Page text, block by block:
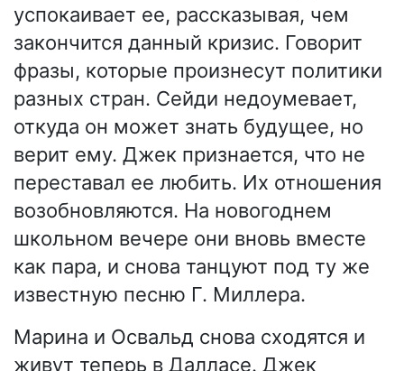
успокаивает ее, рассказывая, чем
закончится данный кризис. Говорит
фразы, которые произнесут политики
разных стран. Сейди недоумевает,
откуда он может знать будущее, но
верит ему. Джек признается, что не
переставал ее любить. Их отношения
возобновляются. На новогоднем
школьном вечере они вновь вместе
как пара, и снова танцуют под ту же
известную песню Г. Миллера.
Марина и Освальд снова сходятся и
живут теперь в Далласе. Джек